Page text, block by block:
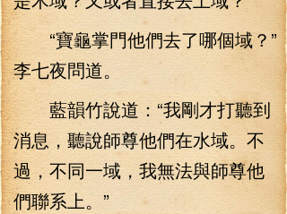
“寶龜掌門他們去了哪個域？”
李七夜問道。
藍韻竹說道：“我剛才打聽到
消息，聽說師尊他們在水域。不
過，不同一域，我無法與師尊他
們聯系上。”